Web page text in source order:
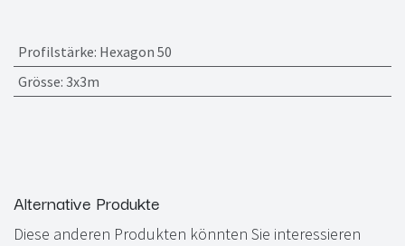
Profilstärke: Hexagon 50
Grösse: 3x3m
Alternative Produkte
Diese anderen Produkten könnten Sie interessieren